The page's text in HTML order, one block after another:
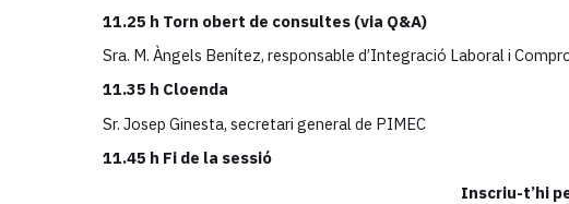
11.25 h Torn obert de consultes (via Q&A)
Sra. M. Àngels Benítez, responsable d’Integració Laboral i
11.35 h Cloenda
Sr. Josep Ginesta, secretari general de PIMEC
11.45 h Fi de la sessió
Inscriu-t’hi